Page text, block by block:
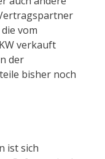
vom
verkauft
der
bisher noch
ist sich